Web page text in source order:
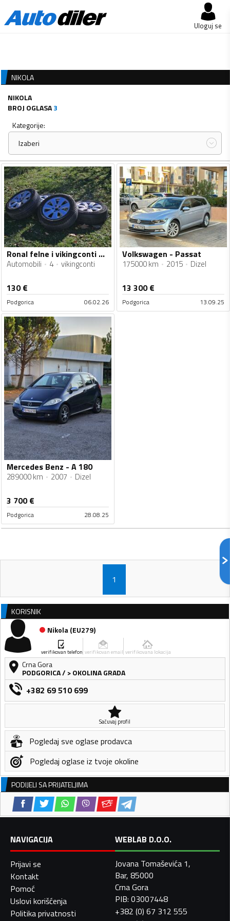
Uloguj se
NIKOLA
NIKOLA
BROJ OGLASA3
Kategorije:
Izaberi
Ronal felne i vikingconti gume
Automobili 4 vikingconti
130€
Podgorica 06.02.26
Volkswagen - Passat
175000 km 2015 Dizel
13 300€
Podgorica 13.09.25
Mercedes Benz - A 180
289000 km 2007 Dizel
3 700€
Podgorica 28.08.25
1
KORISNIK
Nikola(EU279)
verifikovan telefon verifikovan email verifikovana lokacija
Crna Gora
PODGORICA/ > OKOLINA GRADA
+382 69 510 699
Sačuvaj profil
Pogledaj sve oglase prodavca
Pogledaj oglase iz tvoje okoline
PODIJELI SA PRIJATELJIMA
NAVIGACIJA
Prijavi se
Kontakt
Pomoć
Uslovi korišćenja
Politika privatnosti
WEBLAB D.O.O.
Jovana Tomaševića 1,
Bar, 85000
Crna Gora
PIB: 03007448
+382 (0) 67 312 555